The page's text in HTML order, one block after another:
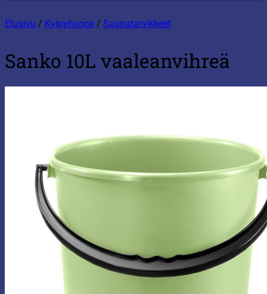
Etusivu / Kylpyhuone / Saunatarvikkeet
Sanko 10L vaaleanvihreä